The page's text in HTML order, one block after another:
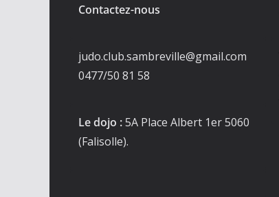
Contactez-nous
judo.club.sambreville@gmail.com
0477/50 81 58
Le dojo :5A Place Albert 1er 5060
(Falisolle).